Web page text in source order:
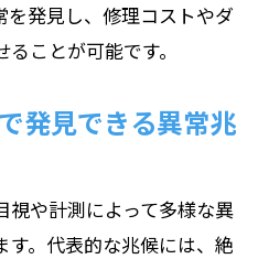
発見し、修理コストやダ
ことが可能です。
発見できる異常兆
視や計測によって多様な異
。代表的な兆候には、絶